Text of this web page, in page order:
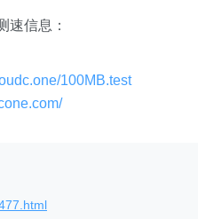
速信息：
100MB.test